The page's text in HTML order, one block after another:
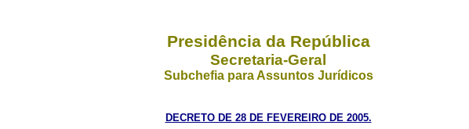
Presidência da República
Secretaria-Geral
Subchefia para Assuntos Jurídicos
DECRETO DE 28 DE FEVEREIRO DE 2005.